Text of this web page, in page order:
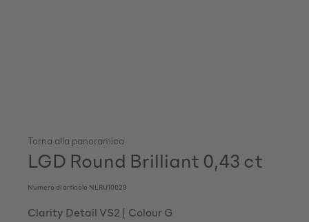
Torna alla panoramica
LGD Round Brilliant 0,43 ct
Numero di articolo NLRU10029
Clarity Detail VS2 Colour G